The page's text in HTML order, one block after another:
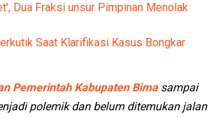
Dua Fraksi unsur Pimpinan Menolak
Saat Klarifikasi Kasus Bongkar
Pemerintah Kabupaten Bimasampai
polemik dan belum ditemukan jalan